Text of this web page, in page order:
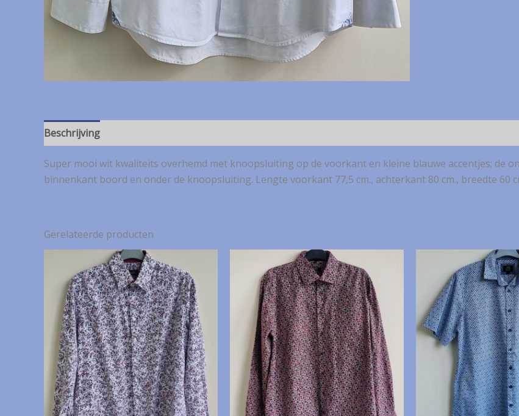
Beschrijving
Super mooi wit kwaliteits overhemd met knoopsluiting op de voorkant en kleine blauwe accentjes; de
binnenkant boord en onder de knoopsluiting. Lengte voorkant 77,5 cm., achterkant 80 cm., breedte 60
Gerelateerde producten